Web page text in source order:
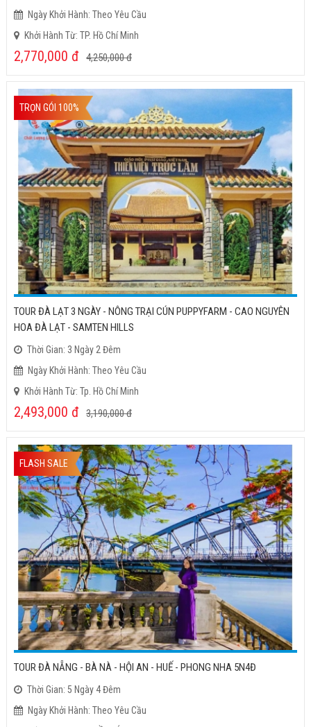
Ngày Khởi Hành: Theo Yêu Cầu
Khởi Hành Từ: TP. Hồ Chí Minh
2,770,000 đ 4,250,000đ
TRỌN GÓI 100%
TOUR ĐÀ LẠT 3 NGÀY - NÔNG TRẠI CÚN PUPPYFARM - CAO NGUYÊN
HOA ĐÀ LẠT - SAMTEN HILLS
Thời Gian: 3 Ngày 2 Đêm
Ngày Khởi Hành: Theo Yêu Cầu
Khởi Hành Từ: Tp. Hồ Chí Minh
2,493,000 đ 3,190,000đ
FLASH SALE
TOUR ĐÀ NẴNG - BÀ NÀ - HỘI AN - HUẾ - PHONG NHA 5N4Đ
Thời Gian: 5 Ngày 4 Đêm
Ngày Khởi Hành: Theo Yêu Cầu